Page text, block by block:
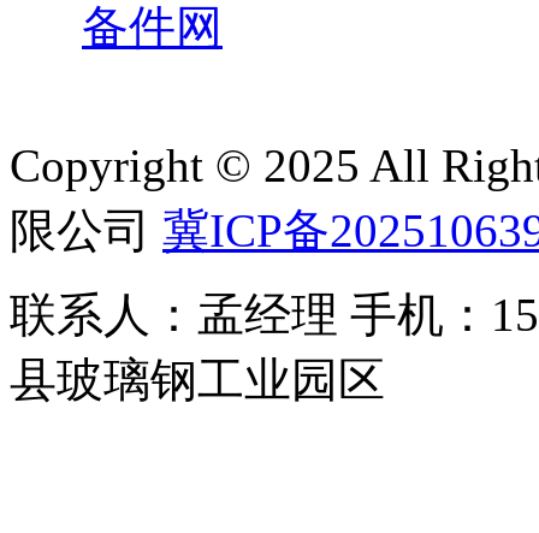
备件网
Copyright © 2025 All
限公司 冀ICP备
联系人：孟经理 手机：
县玻璃钢工业园区